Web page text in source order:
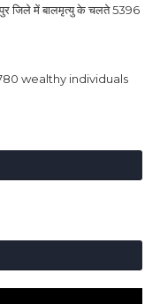
जिले में बालमृत्यु के चलते 5396
wealthy individuals